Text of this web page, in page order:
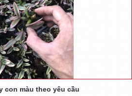
con màu theo yêu cầu